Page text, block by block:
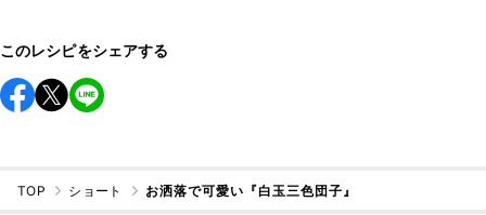
このレシピをシェアする
TOP ショート お洒落で可愛い『白玉三色団子』